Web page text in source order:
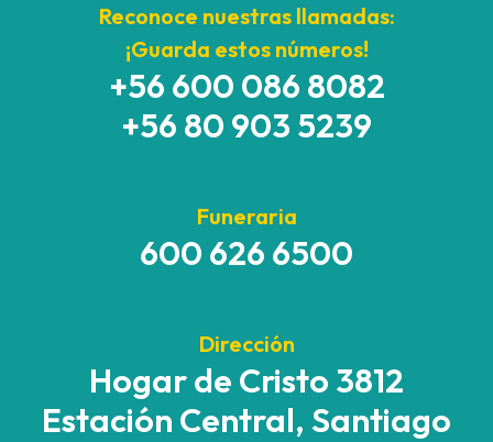
Reconoce nuestras llamadas:
¡Guarda estos números!
+56 600 086 8082
+56 80 903 5239
Funeraria
600 626 6500
Dirección
Hogar de Cristo 3812
Estación Central, Santiago